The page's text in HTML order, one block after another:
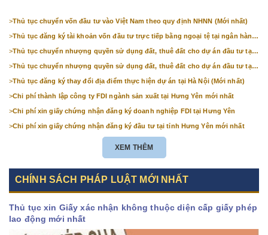
>Thủ tục chuyển vốn đầu tư vào Việt Nam theo quy định NHNN (Mới nhất)
>Thủ tục đăng ký tài khoản vốn đầu tư trực tiếp bằng ngoại tệ tại ngân hàng
>Thủ tục chuyển nhượng quyền sử dụng đất, thuê đất cho dự án đầu tư tại
>Thủ tục chuyển nhượng quyền sử dụng đất, thuê đất cho dự án đầu tư tại
>Thủ tục đăng ký thay đổi địa điểm thực hiện dự án tại Hà Nội (Mới nhất)
>Chi phí thành lập công ty FDI ngành sản xuất tại Hưng Yên mới nhất
>Chi phí xin giấy chứng nhận đăng ký doanh nghiệp FDI tại Hưng Yên
>Chi phí xin giấy chứng nhận đăng ký đầu tư tại tỉnh Hưng Yên mới nhất
XEM THÊM
CHÍNH SÁCH PHÁP LUẬT MỚI NHẤT
Thủ tục xin Giấy xác nhận không thuộc diện cấp giấy phép
lao động mới nhất